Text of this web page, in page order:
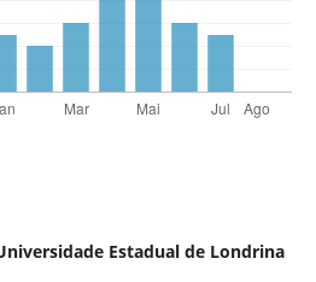
Estadual de Londrina